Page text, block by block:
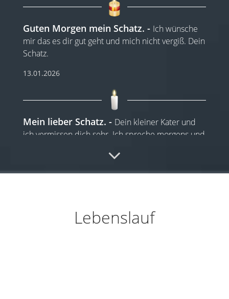
Guten Morgen mein Schatz.
Ich wünsche
mir das es dir gut geht und mich nicht vergiß. Dein
Schatz.
13.01.2026
Mein lieber Schatz.
Dein kleiner Kater und
ich vermissen dich sehr. Ich spreche morgens und
Unvergessen Mama
Liebe Mama, ich hoffe
Lebenslauf